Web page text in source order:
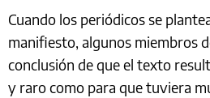
Cuando los periódicos se
manifiesto, algunos miembros
conclusión de que el texto
y raro como para que tuviera